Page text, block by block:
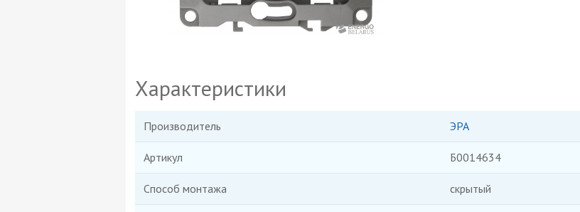
Характеристики
Производитель ЭРА
Артикул Б0014634
Способ монтажа скрытый